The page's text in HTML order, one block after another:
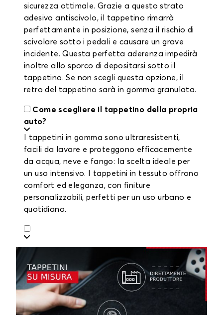
sicurezza ottimale. Grazie a questo strato
adesivo antiscivolo, il tappetino rimarrà
perfettamente in posizione, senza il rischio di
scivolare sotto i pedali e causare un grave
incidente. Questa perfetta aderenza impedirà
inoltre allo sporco di depositarsi sotto il
tappetino. Se non scegli questa opzione, il
retro del tappetino sarà in gomma granulata.
Come scegliere il tappetino della propria
auto?
I tappetini in gomma sono ultraresistenti,
facili da lavare e proteggono efficacemente
da acqua, neve e fango: la scelta ideale per
un uso intensivo. I tappetini in tessuto offrono
comfort ed eleganza, con finiture
personalizzabili, perfetti per un uso urbano e
quotidiano.